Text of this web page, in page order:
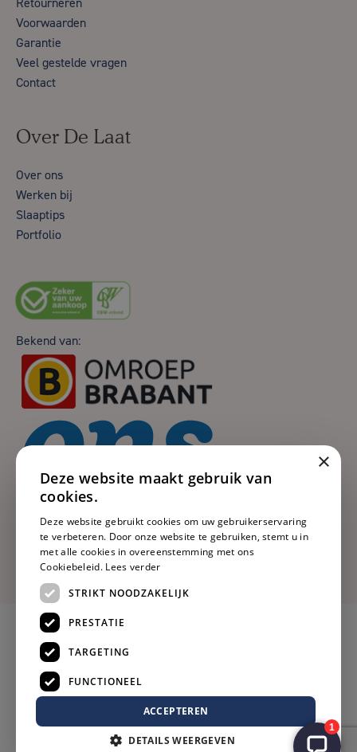
Voorwaarden
Garantie
Veel gestelde vragen
Contact
Over De Laat
Over ons
Werken bij
Slaaptips
Portfolio
Bekend van:
×
Deze website maakt gebruik van
cookies.
Deze website gebruikt cookies om uw gebruikerservaring
te verbeteren. Door onze website te gebruiken, stemt u in
met alle cookies in overeenstemming met ons
Cookiebeleid. Lees verder
STRIKT NOODZAKELIJK
PRESTATIE
TARGETING
FUNCTIONEEL
ACCEPTEREN
DETAILS WEERGEVEN